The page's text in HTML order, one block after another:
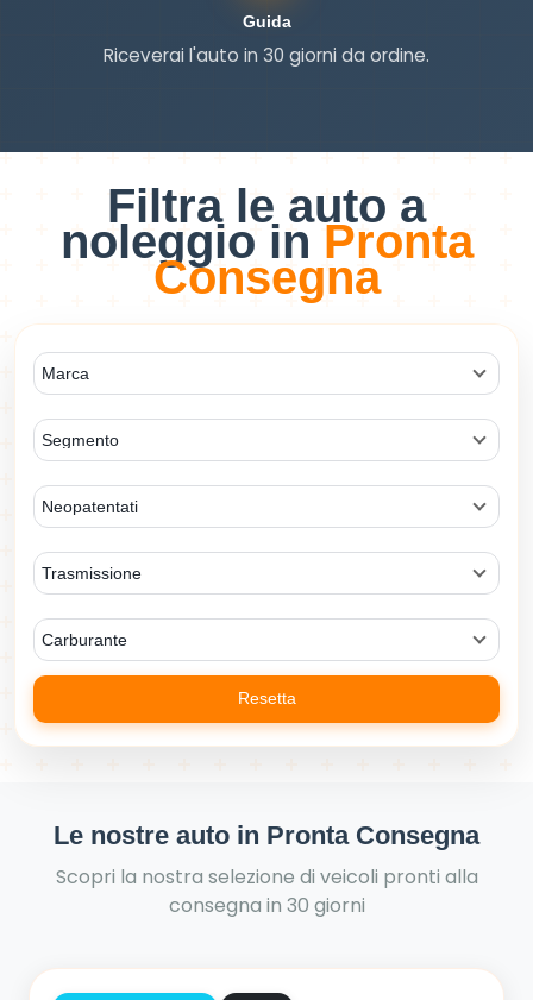
Guida
Riceverai l'auto in 30 giorni da ordine.
Filtra le auto a
noleggio in Pronta
Consegna
Marca
Segmento
Neopatentati
Trasmissione
Carburante
Resetta
Le nostre auto in Pronta Consegna
Scopri la nostra selezione di veicoli pronti alla
consegna in 30 giorni